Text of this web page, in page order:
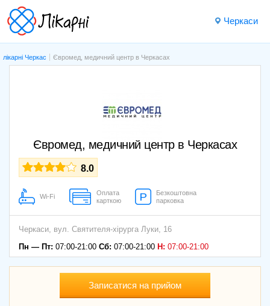
Черкаси
лікарні Черкас Євромед, медичний центр в Черкасах
Євромед, медичний центр в Черкасах
8.0
Wi-Fi
Оплата
карткою
Безкоштовна
парковка
Черкаси, вул. Святителя-хірурга Луки, 16
Пн — Пт: 07:00-21:00 Сб: 07:00-21:00 Н: 07:00-21:00
Записатися на прийом